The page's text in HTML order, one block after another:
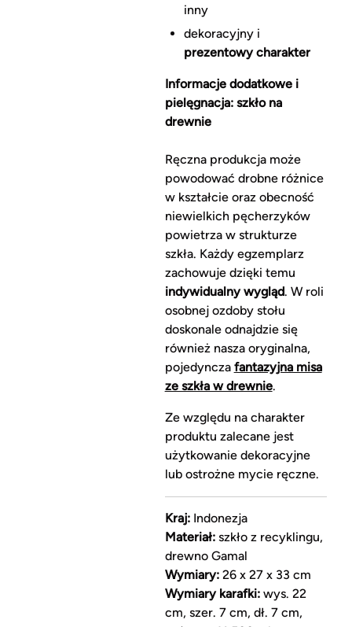
inny
dekoracyjny i
prezentowy charakter
Informacje dodatkowe i
pielęgnacja: szkło na
drewnie
Ręczna produkcja może
powodować drobne różnice
w kształcie oraz obecność
niewielkich pęcherzyków
powietrza w strukturze
szkła. Każdy egzemplarz
zachowuje dzięki temu
indywidualny wygląd. W roli
osobnej ozdoby stołu
doskonale odnajdzie się
również nasza oryginalna,
pojedyncza fantazyjna misa
ze szkła w drewnie.
Ze względu na charakter
produktu zalecane jest
użytkowanie dekoracyjne
lub ostrożne mycie ręczne.
Kraj:Indonezja
Materiał:szkło z recyklingu,
drewno Gamal
Wymiary:26 x 27 x 33 cm
Wymiary karafki:wys. 22
cm, szer. 7 cm, dł. 7 cm,